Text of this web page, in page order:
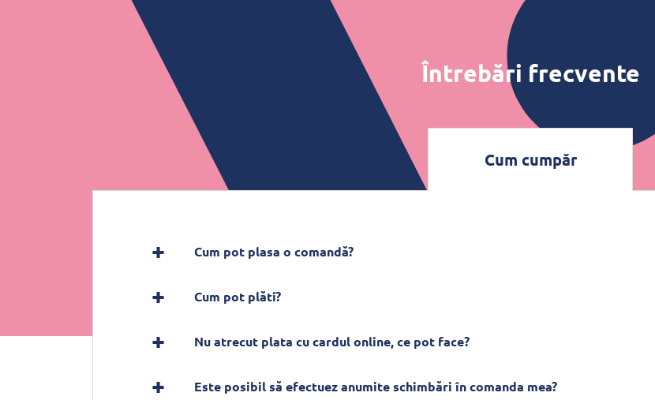
Întrebări frecvente
Cum cumpăr
Cum pot plasa o comandă?
Cum pot plăti?
Nu atrecut plata cu cardul online, ce pot face?
Este posibil să efectuez anumite schimbări în comanda mea?